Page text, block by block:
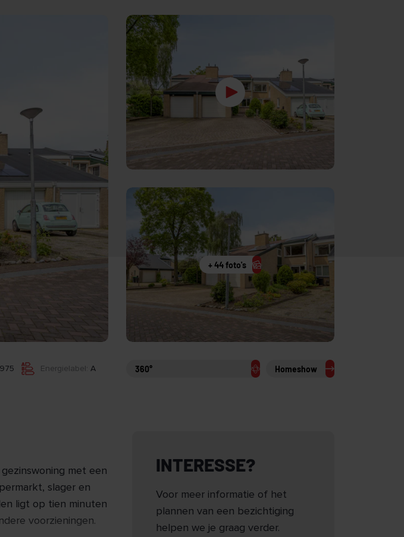
+ 44 foto's
Energielabel: A 360° Homeshow
met een
slager en
ligt op tien minuten
voorzieningen.
INTERESSE?
Voor meer informatie of het
plannen van een bezichtiging
helpen we je graag verder.